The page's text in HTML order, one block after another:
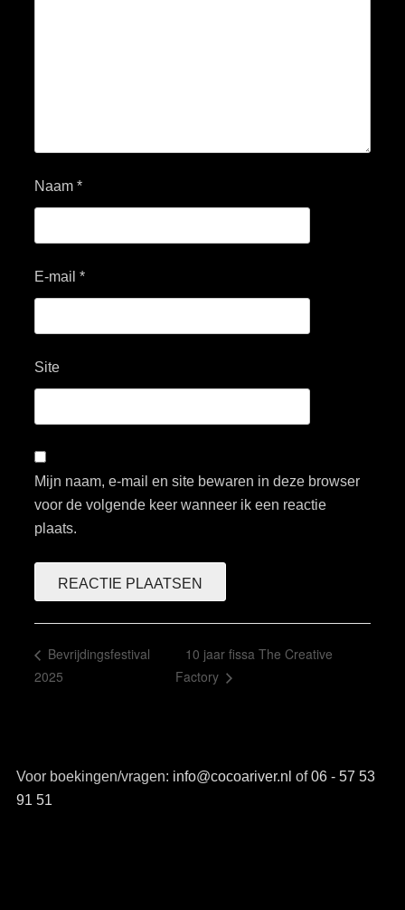
Naam *
E-mail *
Site
Mijn naam, e-mail en site bewaren in deze browser
voor de volgende keer wanneer ik een reactie
plaats.
Bevrijdingsfestival
2025
10 jaar fissa The Creative
Factory
Voor boekingen/vragen: info@cocoariver.nl of06 - 57 53
91 51